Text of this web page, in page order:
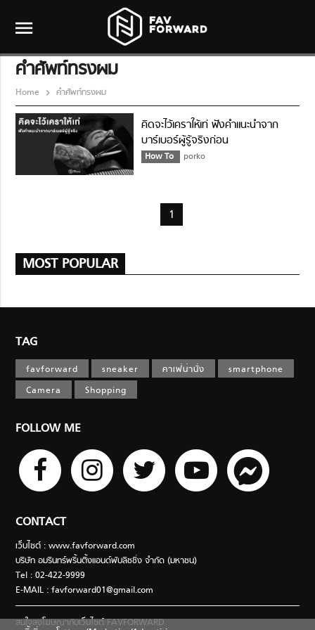
menu
คำศัพท์ทรงผม
Home คำศัพท์ทรงผม
คิดจะไว้เคราให้เท่ ฟังคำแนะนำจาก
บาร์เบอร์ผู้รู้จริงก่อน
How To porko
1
MOST POPULAR
TAG
favforward sneaker คาเฟ่น่านั่ง
smartphone
Camera
Shopping
FOLLOW ME
CONTACT
เว็บไซต์ : www.favforward.com
บริษัท อมรินทร์พริ้นติ้งแอนด์พับลิชชิ่ง จำกัด (มหาชน)
Tel : 02-422-9999
E-MAIL :favforward01@gmail.com
สนใจลงโฆษณากับเว็บไซต์ FAVFORWARD